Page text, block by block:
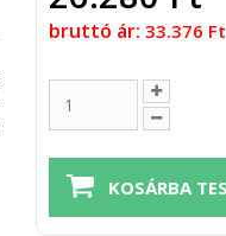
bruttó ár: 33.376 Ft